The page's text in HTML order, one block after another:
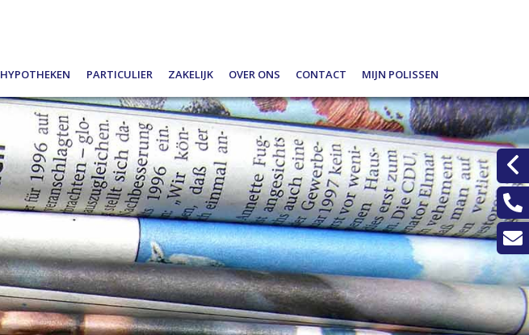
Hypotheken
Oeps, een hypotheek (filmpje)
Belangrijke informatie en Tips
De hypotheekrentes
Bereken zelf uw hypotheek
Particulier
Schade melden
Verzekeren
Pensioen
Zakelijk
Schade melden
Ondernemers
Werkgevers
Over ons
Wat doen wij?
Verzekeren
Spaardiensten
Pensioen
Hypotheekadvisering
Dát bedoelen we nou met ontzorgen
Contact
Alarmnummers
Laat een bericht achter
Een klacht melden?
Mijn polissen